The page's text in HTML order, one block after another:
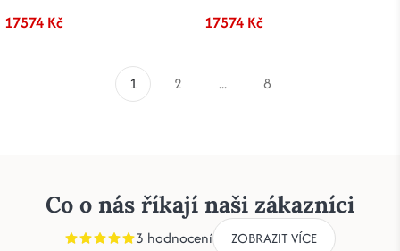
17574 Kč 17574 Kč
1 2 ... 8
Co o nás říkají naši zákazníci
3 hodnocení ZOBRAZIT VÍCE